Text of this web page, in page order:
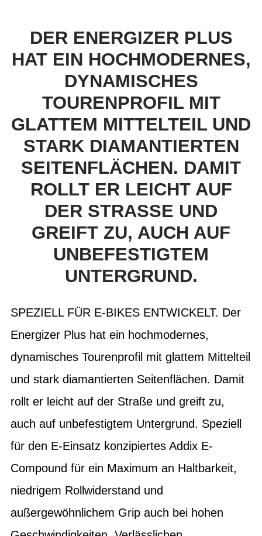
DER ENERGIZER PLUS
HAT EIN HOCHMODERNES,
DYNAMISCHES
TOURENPROFIL MIT
GLATTEM MITTELTEIL UND
STARK DIAMANTIERTEN
SEITENFLÄCHEN. DAMIT
ROLLT ER LEICHT AUF
DER STRASSE UND G
REIFT ZU, AUCH AUF U
NBEFESTIGTEM U
NTERGRUND.
SPEZIELL FÜR E-BIKES ENTWICKELT. Der
Energizer Plus hat ein hochmodernes,
dynamisches Tourenprofil mit glattem Mittelteil
und stark diamantierten Seitenflächen. Damit
rollt er leicht auf der Straße und greift zu,
auch auf unbefestigtem Untergrund. Speziell
für den E-Einsatz konzipiertes Addix E-
Compound für ein Maximum an Haltbarkeit,
niedrigem Rollwiderstand und
außergewöhnlichem Grip auch bei hohen